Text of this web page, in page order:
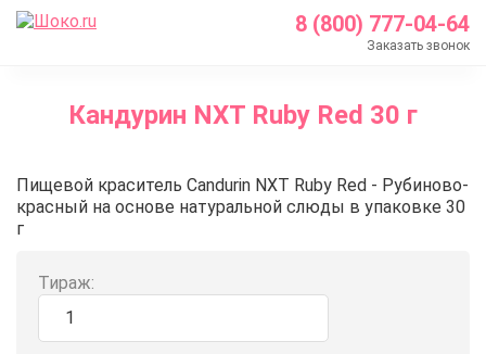
8 (800) 777-04-64
Заказать звонок
Каталог
Пищевые красители
Кандурин NXT Ruby Red 30 г
Кандурин NXT Ruby Red 30 г
Пищевой краситель Candurin NXT Ruby Red - Рубиново-
красный на основе натуральной слюды в упаковке 30
г
Тираж: